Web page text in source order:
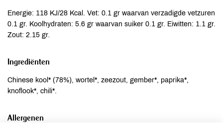
Energie: 118 KJ/28 Kcal. Vet: 0.1 gr waarvan verzadigde vetzuren
0.1 gr. Koolhydraten: 5.6 gr waarvan suiker 0.1 gr. Eiwitten: 1.1 gr.
Zout: 2.15 gr.
Ingrediënten
Chinese kool* (78%), wortel*, zeezout, gember*, paprika*,
knoflook*, chili*.
Allergenen